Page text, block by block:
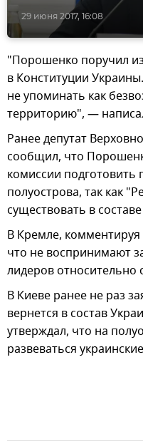
29 июня 2017, 16:08
"Порошенко поручил
в Конституции
не упоминать как
территорию", —
Ранее депутат
сообщил, что
комиссии подготовить
полуострова, так как
существовать в
В Кремле, комментируя
что не воспринимают
лидеров относительно
В Киеве ранее не раз
вернется в состав
утверждал, что на
развеваться